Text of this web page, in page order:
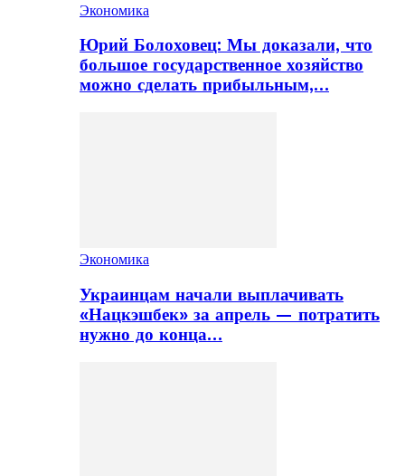
Экономика
Юрий Болоховец: Мы доказали, что
большое государственное хозяйство
можно сделать прибыльным,…
Экономика
Украинцам начали выплачивать
«Нацкэшбек» за апрель — потратить
нужно до конца…